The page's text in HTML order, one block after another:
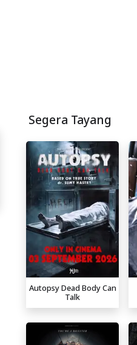
Segera Tayang
Autopsy Dead Body Can
Talk